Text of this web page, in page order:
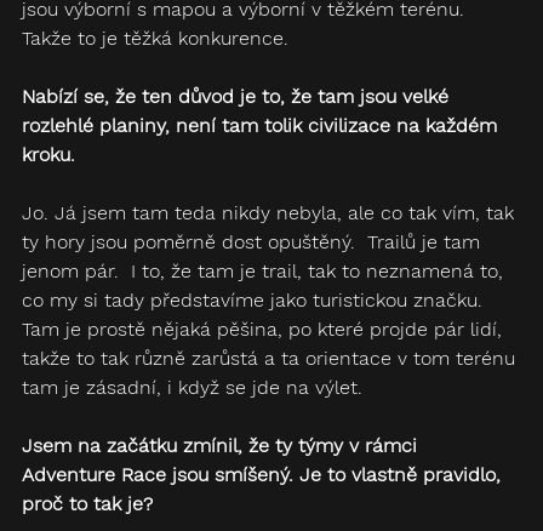
jsou výborní s mapou a výborní v těžkém terénu.
Takže to je těžká konkurence.
Nabízí se, že ten důvod je to, že tam jsou velké
rozlehlé planiny, není tam tolik civilizace na každém
kroku.
Jo. Já jsem tam teda nikdy nebyla, ale co tak vím, tak
ty hory jsou poměrně dost opuštěný.  Trailů je tam
jenom pár.  I to, že tam je trail, tak to neznamená to,
co my si tady představíme jako turistickou značku.
Tam je prostě nějaká pěšina, po které projde pár lidí,
takže to tak různě zarůstá a ta orientace v tom terénu
tam je zásadní, i když se jde na výlet.
Jsem na začátku zmínil, že ty týmy v rámci
Adventure Race jsou smíšený. Je to vlastně pravidlo,
proč to tak je?